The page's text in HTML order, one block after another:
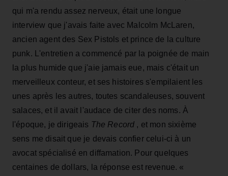
qui m'a rendu assez nerveux, était une longue
interview que j'avais faite avec Malcolm McLaren,
ancien agent des Sex Pistols et prince de la culture
punk. L'entretien a commencé par la poignée de main
la plus humide que j'aie jamais eue, mais c'était un
merveilleux conteur, et ses histoires s'empilaient les
unes après les autres, toutes scandaleuses, souvent
salaces, et il avait l'audace de citer des noms. À
l'époque, je dirigeais The Record , et mon sixième
sens me disait que je devais confier celui-ci à un
avocat spécialisé en diffamation. Pour quelques
centaines de dollars, la réponse est revenue. «